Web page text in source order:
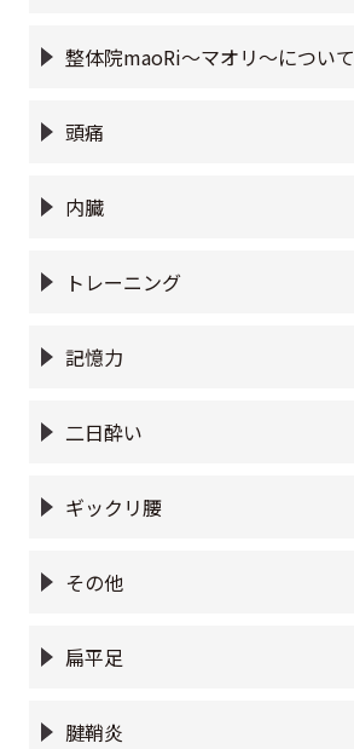
整体院maoRi〜マオリ〜について
頭痛
内臓
トレーニング
記憶力
二日酔い
ギックリ腰
その他
扁平足
腱鞘炎